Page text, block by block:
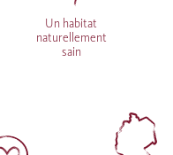
Un habitat
naturellement
sain